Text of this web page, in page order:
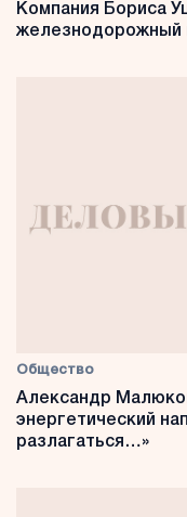
Компания Бориса
железнодорожный
Общество
Александр
энергетический
разлагаться…»